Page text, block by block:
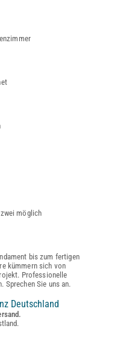
möglich
bis zum fertigen
kümmern sich von
Professionelle
Sprechen Sie uns an.
Deutschland